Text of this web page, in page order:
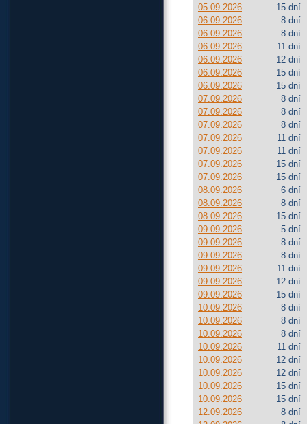
05.09.2026
15 dní
06.09.2026
8 dní
06.09.2026
8 dní
06.09.2026
11 dní
06.09.2026
12 dní
06.09.2026
15 dní
06.09.2026
15 dní
07.09.2026
8 dní
07.09.2026
8 dní
07.09.2026
8 dní
07.09.2026
11 dní
07.09.2026
11 dní
07.09.2026
15 dní
07.09.2026
15 dní
08.09.2026
6 dní
08.09.2026
8 dní
08.09.2026
15 dní
09.09.2026
5 dní
09.09.2026
8 dní
09.09.2026
8 dní
09.09.2026
11 dní
09.09.2026
12 dní
09.09.2026
15 dní
10.09.2026
8 dní
10.09.2026
8 dní
10.09.2026
8 dní
10.09.2026
11 dní
10.09.2026
12 dní
10.09.2026
12 dní
10.09.2026
15 dní
10.09.2026
15 dní
12.09.2026
8 dní